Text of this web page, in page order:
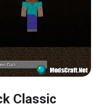
Classic